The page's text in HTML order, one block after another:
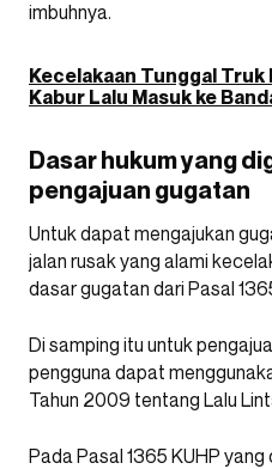
imbuhnya.
Kecelakaan Tunggal Truk
Kabur Lalu Masuk ke
Dasar hukum yang
pengajuan gugatan
Untuk dapat mengajukan
jalan rusak yang alami
dasar gugatan dari Pasal
Di samping itu untuk
pengguna dapat
Tahun 2009 tentang Lalu
Pada Pasal 1365 KUHP